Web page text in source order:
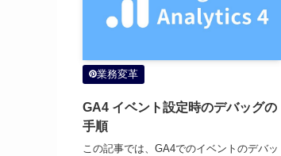
業務変革
GA4 イベント設定時のデバッグの
手順
この記事では、GA4でのイベントのデバッ